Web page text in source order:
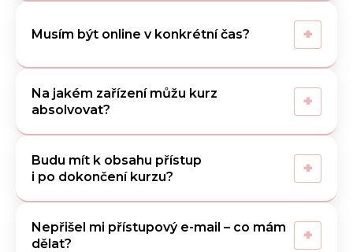
Musím být online v konkrétní čas? +
Na jakém zařízení můžu kurz
absolvovat?
+
Budu mít k obsahu přístup
i po dokončení kurzu?
+
Nepřišel mi přístupový e-mail – co mám
dělat?
+